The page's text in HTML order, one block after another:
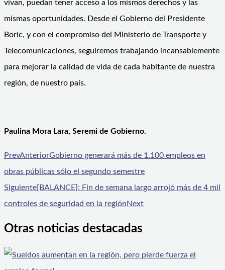
vivan, puedan tener acceso a los mismos derechos y las
mismas oportunidades. Desde el Gobierno del Presidente
Boric, y con el compromiso del Ministerio de Transporte y
Telecomunicaciones, seguiremos trabajando incansablemente
para mejorar la calidad de vida de cada habitante de nuestra
región, de nuestro país.
Paulina Mora Lara, Seremi de Gobierno.
PrevAnteriorGobierno generará más de 1.100 empleos en
obras públicas sólo el segundo semestre
Siguiente[BALANCE]: Fin de semana largo arrojó más de 4 mil
controles de seguridad en la regiónNext
Otras noticias destacadas